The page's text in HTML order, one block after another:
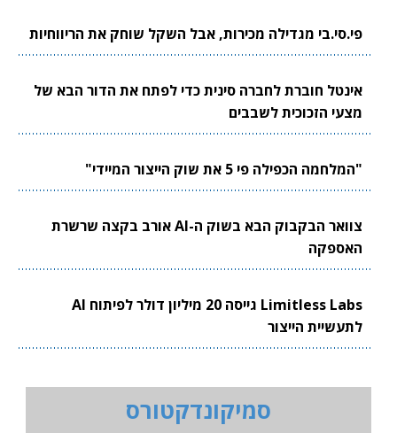
פי.סי.בי מגדילה מכירות, אבל השקל שוחק את הריווחיות
אינטל חוברת לחברה סינית כדי לפתח את הדור הבא של
מצעי הזכוכית לשבבים
"המלחמה הכפילה פי 5 את שוק הייצור המיידי"
צוואר הבקבוק הבא בשוק ה-AI אורב בקצה שרשרת
האספקה
Limitless Labs גייסה 20 מיליון דולר לפיתוח AI
לתעשיית הייצור
סמיקונדקטורס